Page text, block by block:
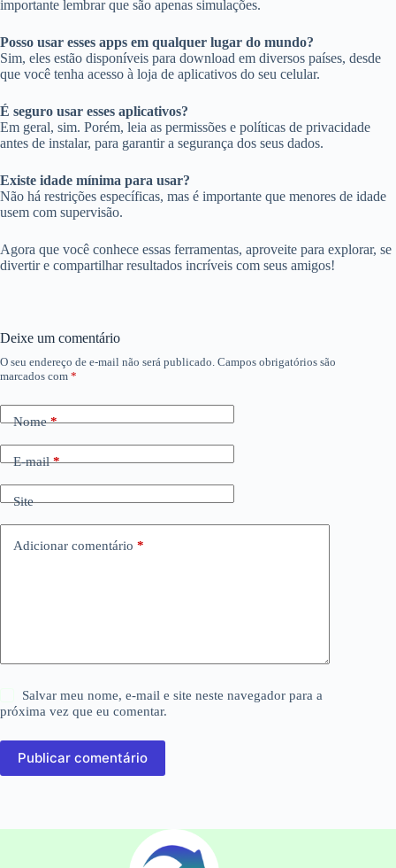
importante lembrar que são apenas simulações.
Posso usar esses apps em qualquer lugar do mundo?
Sim, eles estão disponíveis para download em diversos países, desde
que você tenha acesso à loja de aplicativos do seu celular.
É seguro usar esses aplicativos?
Em geral, sim. Porém, leia as permissões e políticas de privacidade
antes de instalar, para garantir a segurança dos seus dados.
Existe idade mínima para usar?
Não há restrições específicas, mas é importante que menores de idade
usem com supervisão.
Agora que você conhece essas ferramentas, aproveite para explorar, se
divertir e compartilhar resultados incríveis com seus amigos!
Deixe um comentário
O seu endereço de e-mail não será publicado. Campos obrigatórios são
marcados com *
Nome*
E-mail*
Site
Adicionar comentário *
Salvar meu nome, e-mail e site neste navegador para a
próxima vez que eu comentar.
Publicar comentário